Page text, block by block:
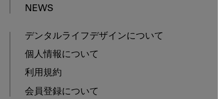
NEWS
デンタルライフデザインについて
個人情報について
利用規約
会員登録について